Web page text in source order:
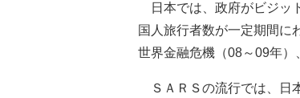
日本では、政府がビジッ
国人旅行者数が一定期間に
世界金融危機（08～09年）
ＳＡＲＳの流行では、日